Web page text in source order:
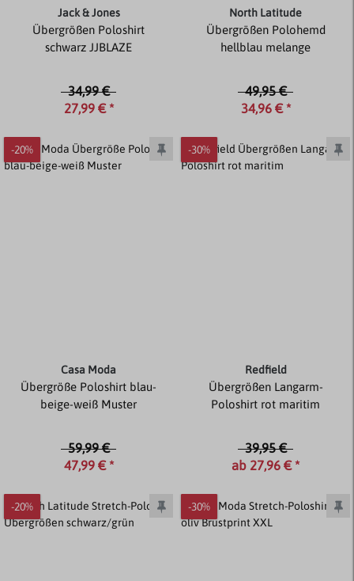
Jack & Jones
Übergrößen Poloshirt
schwarz JJBLAZE
34,99 €
27,99 € *
North Latitude
Übergrößen Polohemd
hellblau melange
49,95 €
34,96 € *
-20%
Casa Moda
Übergröße Poloshirt blau-
beige-weiß Muster
59,99 €
47,99 € *
-30%
Redfield
Übergrößen Langarm-
Poloshirt rot maritim
39,95 €
ab 27,96 € *
-20% -30%